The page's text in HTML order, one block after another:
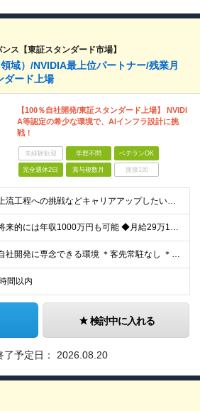
ス【東証スタンダード市場】
域）/NVIDIA最上位パートナー/残業月
ダード上場
【100％自社開発/東証スタンダード上場】 NVIDI
A等認定の希少な環境で、AIインフラ設計に挑
戦！
未経験歓迎 学歴不問 ベテランOK
完全週休2日 賞与複数月 面接1回
＊上流工程への挑戦などキャリアアップしたい方、大歓迎 ＊業種未経験歓迎 ＊学歴不問 【必須条件】 ◆ITに関わる実務経験がある方 ※サーバー運用・監視/フィールドエンジニア キッティング/テクニカ
＊将来的には年収1000万円も可能 ◆月給29万1020円～64万6800円（固定残業代含む） ※固定残業代は時間外労働の有無に関わらず、 （20時間分／月3万9060円～8万6800円）を支給 ※
＊自社開発に専念できる環境 ＊客先常駐なし ＊数千万円～数億円規模の最新機材が並ぶラボのようなオフィス環境 【東京本社】 東京都中央区晴海1-8-12 晴海アイランド トリトンスクエア オフィスタワ
間以内
検討中に入れる
了予定日： 2026.08.20